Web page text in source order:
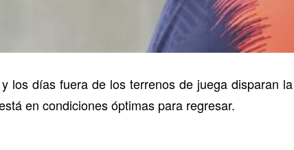
los días fuera de los terrenos de juega disparan
en condiciones óptimas para regresar.